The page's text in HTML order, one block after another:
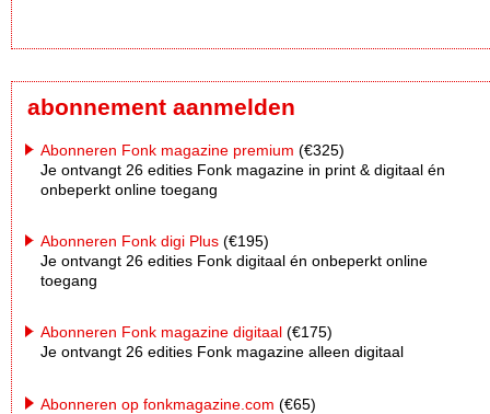
abonnement aanmelden
Abonneren Fonk magazine premium (€325)
Je ontvangt 26 edities Fonk magazine in print & digitaal én
onbeperkt online toegang
Abonneren Fonk digi Plus (€195)
Je ontvangt 26 edities Fonk digitaal én onbeperkt online
toegang
Abonneren Fonk magazine digitaal (€175)
Je ontvangt 26 edities Fonk magazine alleen digitaal
Abonneren op fonkmagazine.com (€65)